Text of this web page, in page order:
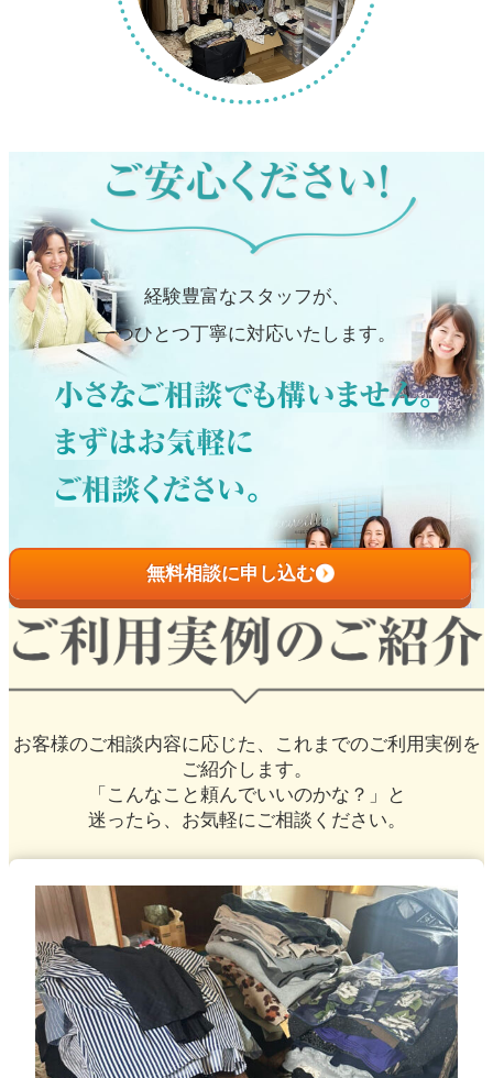
経験豊富なスタッフが、
一つひとつ丁寧に対応いたします。
無料相談に申し込む
お客様のご相談内容に応じた、
これまでのご利用実例を
ご紹介します。
「こんなこと頼んでいいのかな？」と
迷ったら、お気軽にご相談ください。